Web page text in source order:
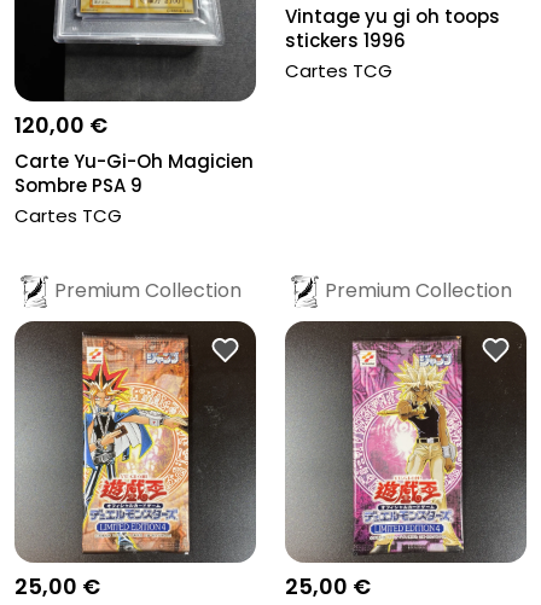
120,00 €
Carte Yu-Gi-Oh Magicien
Sombre PSA 9
Cartes TCG
Vintage yu gi oh toops
stickers 1996
Cartes TCG
Premium Collection
25,00 €
Premium Collection
25,00 €